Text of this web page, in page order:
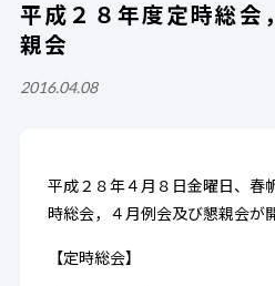
平成２８年度定時総会
親会
2016.04.08
平成２８年４月８日金曜日、春
時総会，４月例会及び懇親会が
【定時総会】